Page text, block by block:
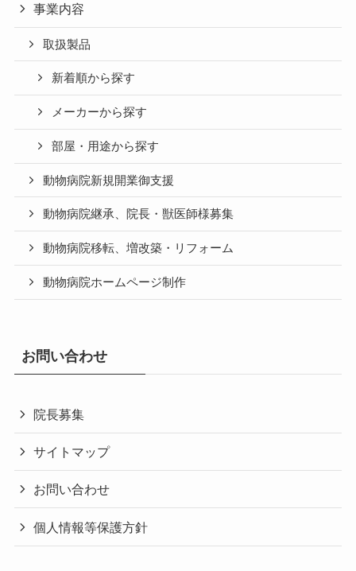
事業内容
取扱製品
新着順から探す
メーカーから探す
部屋・用途から探す
動物病院新規開業御支援
動物病院継承、院長・獣医師様募集
動物病院移転、増改築・リフォーム
動物病院ホームページ制作
お問い合わせ
院長募集
サイトマップ
お問い合わせ
個人情報等保護方針